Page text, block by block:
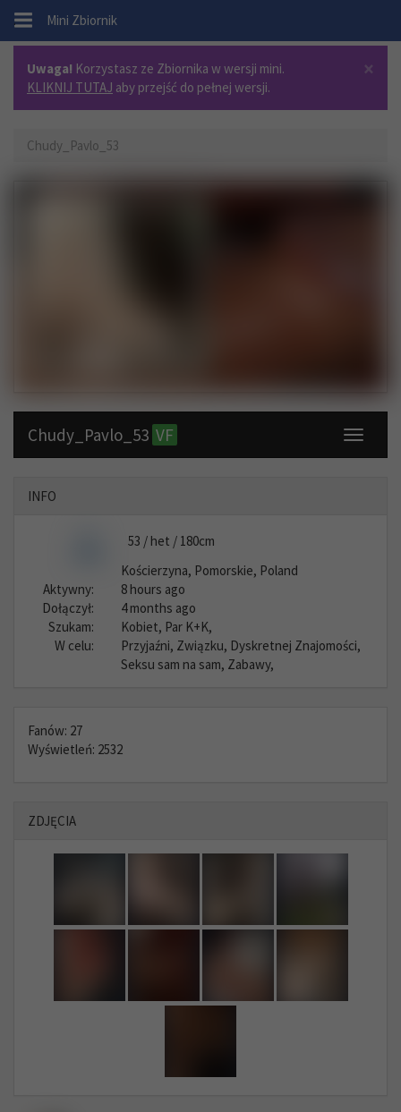
. Mini Zbiornik
×
Uwaga! Korzystasz ze Zbiornika w wersji mini.
KLIKNIJ TUTAJ aby przejść do pełnej wersji.
Chudy_Pavlo_53
Toggle
Chudy_Pavlo_53 VF
INFO
53 / het / 180cm
Kościerzyna, Pomorskie, Poland
Aktywny:
8 hours ago
Dołączył:
4 months ago
Szukam:
Kobiet, Par K+K,
W celu:
Przyjaźni, Związku, Dyskretnej Znajomości,
Seksu sam na sam, Zabawy,
Fanów: 27
Wyświetleń: 2532
ZDJĘCIA